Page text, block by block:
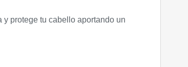
protege tu cabello aportando un